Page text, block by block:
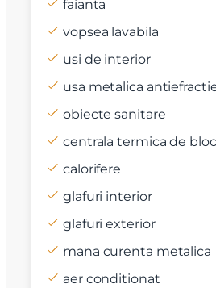
faianta
vopsea lavabila
usi de interior
usa metalica
obiecte sanitare
centrala termica de bloc
calorifere
glafuri interior
glafuri exterior
mana curenta metalica
aer conditionat